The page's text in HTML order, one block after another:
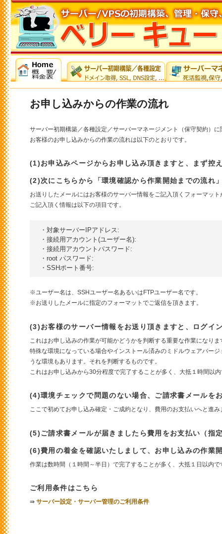
お申し込みからの作業の流れ
注目
サーバー初期構築／各種設定／サーバーマネージメント（保守契約）に
お客様のお申し込みからの作業の流れは以下のとおりです。
(1)お申込みページからお申し込み頂きますと、まず控
(2)次にこちらから「環境確認から作業開始までの流れ
お送りしたメールにはお客様のサーバー情報をご記入頂くフォーマット
ご記入頂く情報は以下の項目です。
・対象サーバーIPアドレス:
・接続用アカウント(ユーザー名):
・接続用アカウントパスワード:
・root パスワード:
※ユーザー名は、SSHユーザー名あるいはFTPユーザー名です。
※お送りしたメールに指定のフォーマットでご返信を頂きます。
(3)お客様のサーバー情報をお送り頂きますと、ログイ
これはお申し込みの作業が可能かどうかを判断する重要な作業になりま
特殊な環境になっている場合やインストール済みのミドルウェアバー
うな環境もあります。それを判断するものです。
これはお申し込みから30分程度で完了することが多く、大抵１時間以
(4)環境チェックで問題のない場合、ご請求書メールを
ここで初めてお申し込み確定・ご成約となり、費用のお支払いへと進み
(5)ご請求書メールが届きましたら費用をお支払い（指
(6)費用の着金を確認いたしまして、お申し込みの作業
作業は数時間（１時間～半日）で完了することが多く、大抵１日以内で
ご利用条件はこちら
⇛ サーバー設定・サーバー管理のご利用条件
注目